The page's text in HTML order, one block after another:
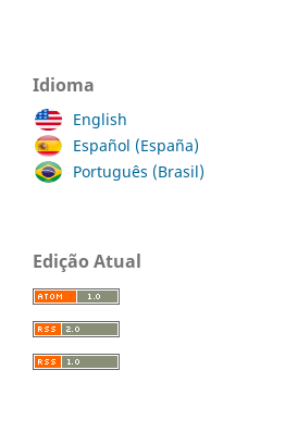
Idioma
English
Español (España)
Português (Brasil)
Edição Atual